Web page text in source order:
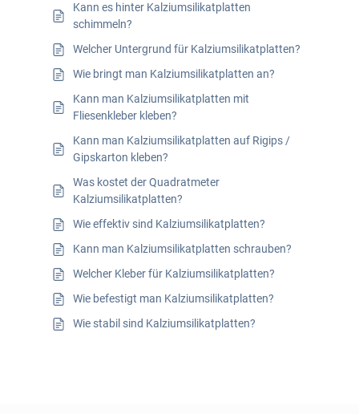
Kann es hinter Kalziumsilikatplatten
schimmeln?
Welcher Untergrund für Kalziumsilikatplatten?
Wie bringt man Kalziumsilikatplatten an?
Kann man Kalziumsilikatplatten mit
Fliesenkleber kleben?
Kann man Kalziumsilikatplatten auf Rigips /
Gipskarton kleben?
Was kostet der Quadratmeter
Kalziumsilikatplatten?
Wie effektiv sind Kalziumsilikatplatten?
Kann man Kalziumsilikatplatten schrauben?
Welcher Kleber für Kalziumsilikatplatten?
Wie befestigt man Kalziumsilikatplatten?
Wie stabil sind Kalziumsilikatplatten?